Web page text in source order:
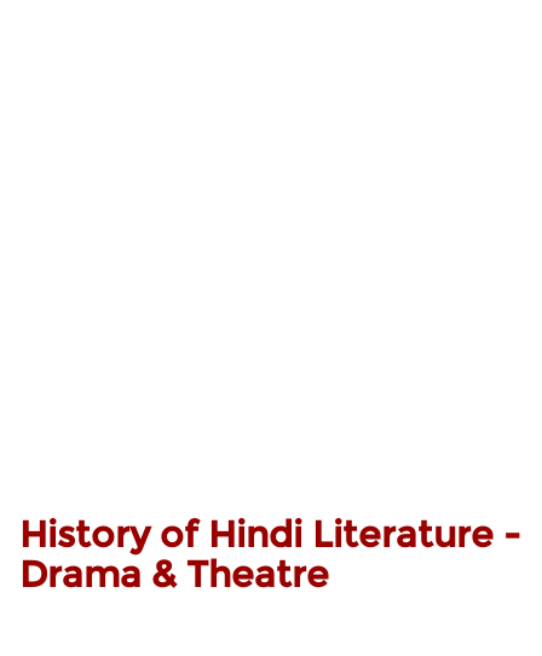
History of Hindi Literature -
Drama & Theatre